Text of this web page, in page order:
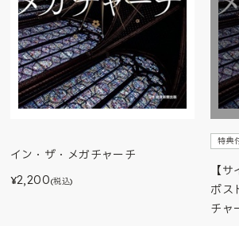
イン・ザ・メガチャーチ
¥2,200(税込)
特典
【
ポス
チャ